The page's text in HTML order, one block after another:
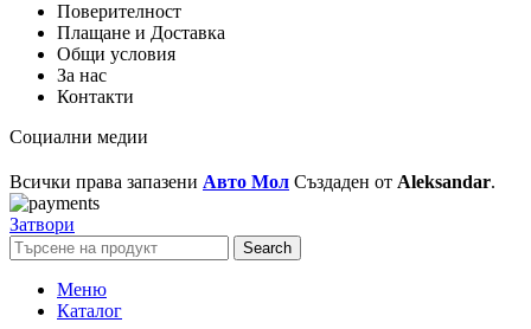
Поверителност
Плащане и Доставка
Общи условия
За нас
Контакти
Социални медии
Всички права запазени Авто Мол Създаден от Aleksandar.
Затвори
Search
Меню
Каталог